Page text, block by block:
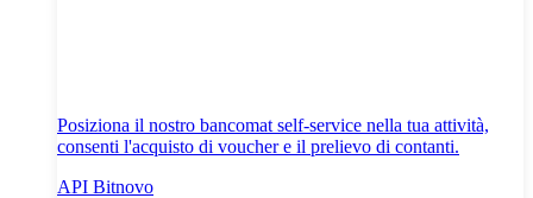
Posiziona il nostro bancomat self-service nella tua attività,
consenti l'acquisto di voucher e il prelievo di contanti.
API Bitnovo